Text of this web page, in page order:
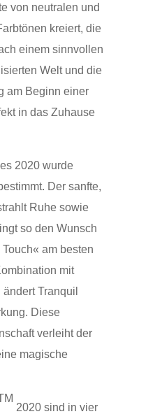
von neutralen und
kreiert, die
einem sinnvollen
Welt und die
am Beginn einer
in das Zuhause
2020 wurde
Der sanfte,
Ruhe sowie
so den Wunsch
am besten
mit
Tranquil
Diese
verleiht der
magische
2020 sind in vier